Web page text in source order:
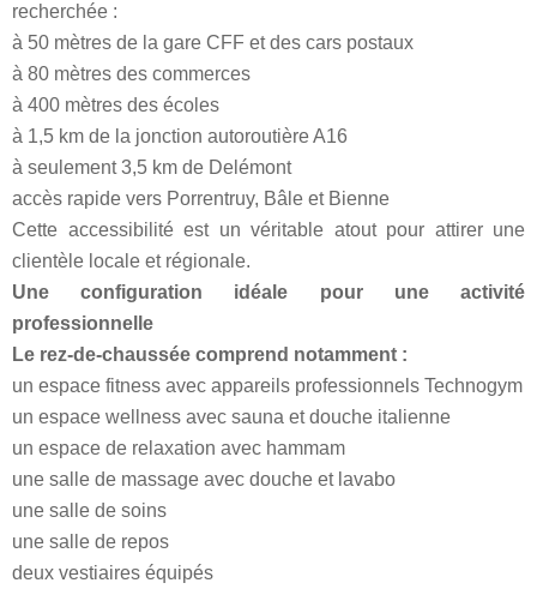
recherchée :
à 50 mètres de la gare CFF et des cars postaux
à 80 mètres des commerces
à 400 mètres des écoles
à 1,5 km de la jonction autoroutière A16
à seulement 3,5 km de Delémont
accès rapide vers Porrentruy, Bâle et Bienne
Cette accessibilité est un véritable atout pour attirer une
clientèle locale et régionale.
Une configuration idéale pour une activité
professionnelle
Le rez-de-chaussée comprend notamment :
un espace fitness avec appareils professionnels Technogym
un espace wellness avec sauna et douche italienne
un espace de relaxation avec hammam
une salle de massage avec douche et lavabo
une salle de soins
une salle de repos
deux vestiaires équipés